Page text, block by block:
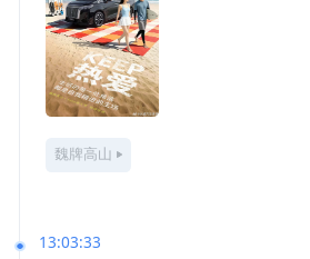
魏牌高山
13:03:33